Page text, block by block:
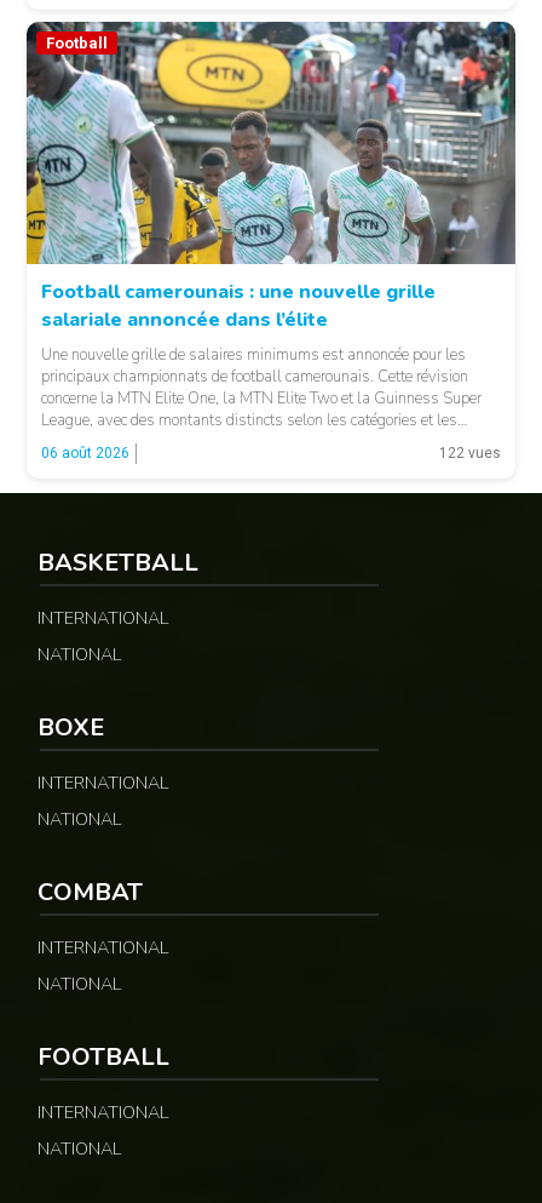
Football
Football camerounais : une nouvelle grille
salariale annoncée dans l’élite
Une nouvelle grille de salaires minimums est annoncée pour les
principaux championnats de football camerounais. Cette révision
concerne la MTN Elite One, la MTN Elite Two et la Guinness Super
League, avec des montants distincts selon les catégories et les
fonctions. LA SUITE APRÈS LA PUBLICITÉ Selon les informations
relayées par Allez Les Lions, […]
06 août 2026 122 vues
BASKETBALL
INTERNATIONAL
NATIONAL
BOXE
INTERNATIONAL
NATIONAL
COMBAT
INTERNATIONAL
NATIONAL
FOOTBALL
INTERNATIONAL
NATIONAL